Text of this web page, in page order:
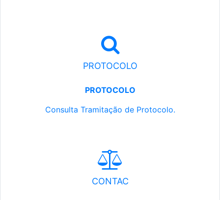
PROTOCOLO
PROTOCOLO
Consulta Tramitação de Protocolo.
CONTAC